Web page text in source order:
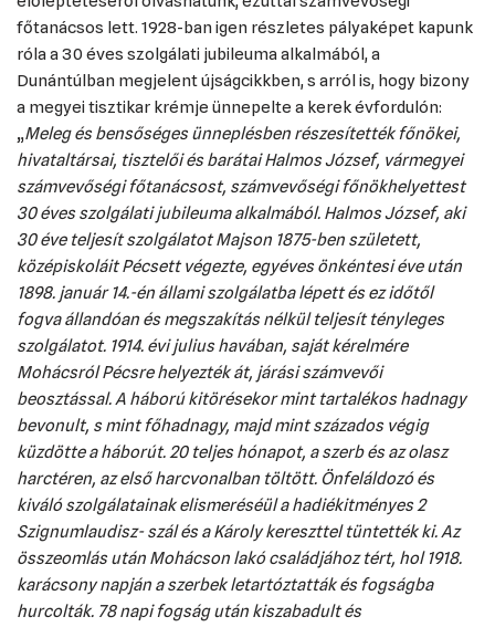
főtanácsos lett. 1928-ban igen részletes pályaképet kapunk
róla a 30 éves szolgálati jubileuma alkalmából, a
Dunántúlban megjelent újságcikkben, s arról is, hogy bizony
a megyei tisztikar krémje ünnepelte a kerek évfordulón:
„Meleg és bensőséges ünneplésben részesítették főnökei,
hivataltársai, tisztelői és barátai Halmos József, vármegyei
számvevőségi főtanácsost, számvevőségi főnökhelyettest
30 éves szolgálati jubileuma alkalmából. Halmos József, aki
30 éve teljesít szolgálatot Majson 1875-ben született,
középiskoláit Pécsett végezte, egyéves önkéntesi éve után
1898. január 14.-én állami szolgálatba lépett és ez időtől
fogva állandóan és megszakítás nélkül teljesít tényleges
szolgálatot. 1914. évi julius havában, saját kérelmére
Mohácsról Pécsre helyezték át, járási számvevői
beosztással. A háború kitörésekor mint tartalékos hadnagy
bevonult, s mint főhadnagy, majd mint százados végig
küzdötte a háborút. 20 teljes hónapot, a szerb és az olasz
harctéren, az első harcvonalban töltött. Önfeláldozó és
kiváló szolgálatainak elismeréséül a hadiékitményes 2
Szignumlaudisz- szál és a Károly kereszttel tüntették ki. Az
összeomlás után Mohácson lakó családjához tért, hol 1918.
karácsony napján a szerbek letartóztatták és fogságba
hurcolták. 78 napi fogság után kiszabadult és